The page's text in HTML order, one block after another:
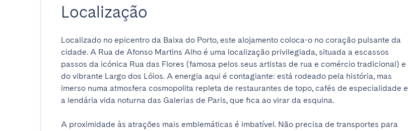
Localização
Localizado no epicentro da Baixa do Porto, este alojamento coloca-o no coração pulsante da
cidade. A Rua de Afonso Martins Alho é uma localização privilegiada, situada a escassos
passos da icónica Rua das Flores (famosa pelos seus artistas de rua e comércio tradicional) e
do vibrante Largo dos Lóios. A energia aqui é contagiante: está rodeado pela história, mas
imerso numa atmosfera cosmopolita repleta de restaurantes de topo, cafés de especialidade e
a lendária vida noturna das Galerias de Paris, que fica ao virar da esquina.
A proximidade às atrações mais emblemáticas é imbatível. Não precisa de transportes para